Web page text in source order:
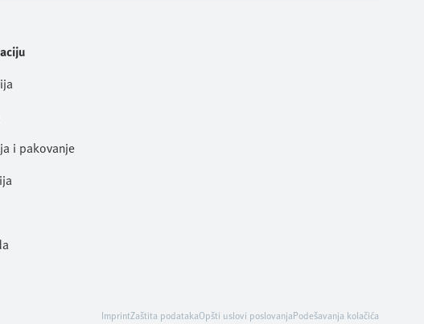
i pakovanje
ImprintZaštita podatakaOpšti uslovi poslovanjaPodešavanja kolačića